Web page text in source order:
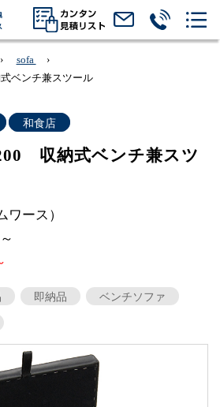
sofa
ベンチ兼スツール
和食店
収納式ベンチ兼スツ
ワース）
即納品
ベンチソファ